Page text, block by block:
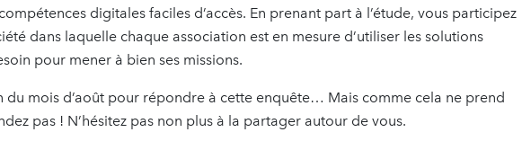
digitales faciles d’accès. En prenant part à l’étude, vous participez
dans laquelle chaque association est en mesure d’utiliser les solutions
pour mener à bien ses missions.
du mois d’août pour répondre à cette enquête… Mais comme cela ne prend
pas ! N’hésitez pas non plus à la partager autour de vous.